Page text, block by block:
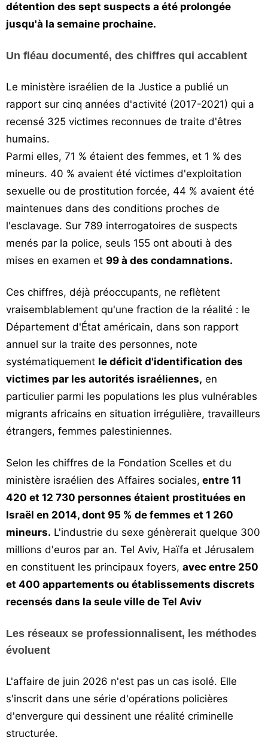
détention des sept suspects a été prolongée
jusqu'à la semaine prochaine.
Un fléau documenté, des chiffres qui accablent
Le ministère israélien de la Justice a publié un
rapport sur cinq années d'activité (2017-2021) qui a
recensé 325 victimes reconnues de traite d'êtres
humains.
Parmi elles, 71 % étaient des femmes, et 1 % des
mineurs. 40 % avaient été victimes d'exploitation
sexuelle ou de prostitution forcée, 44 % avaient été
maintenues dans des conditions proches de
l'esclavage. Sur 789 interrogatoires de suspects
menés par la police, seuls 155 ont abouti à des
mises en examen et 99 à des condamnations.
Ces chiffres, déjà préoccupants, ne reflètent
vraisemblablement qu'une fraction de la réalité : le
Département d'État américain, dans son rapport
annuel sur la traite des personnes, note
systématiquement le déficit d'identification des
victimes par les autorités israéliennes, en
particulier parmi les populations les plus vulnérables
migrants africains en situation irrégulière, travailleurs
étrangers, femmes palestiniennes.
Selon les chiffres de la Fondation Scelles et du
ministère israélien des Affaires sociales, entre 11
420 et 12 730 personnes étaient prostituées en
Israël en 2014, dont 95 % de femmes et 1 260
mineurs. L'industrie du sexe génèrerait quelque 300
millions d'euros par an. Tel Aviv, Haïfa et Jérusalem
en constituent les principaux foyers, avec entre 250
et 400 appartements ou établissements discrets
recensés dans la seule ville de Tel Aviv
Les réseaux se professionnalisent, les méthodes
évoluent
L'affaire de juin 2026 n'est pas un cas isolé. Elle
s'inscrit dans une série d'opérations policières
d'envergure qui dessinent une réalité criminelle
structurée.